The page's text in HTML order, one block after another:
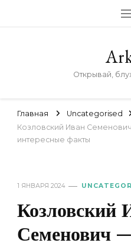
Открывай,
Главная
Uncategorised
Козловский Иван
интересные факты
1 ЯНВАРЯ 2024
Козловский
Семенович